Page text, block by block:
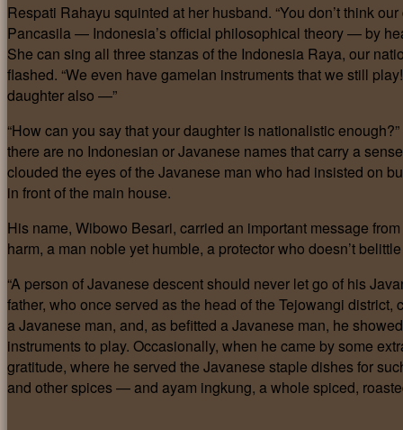
Respati Rahayu squinted at her husband. “You don’t think
Pancasila — Indonesia’s official philosophical theory — by
She can sing all three stanzas of the Indonesia Raya, our
flashed. “We even have gamelan instruments that we still
daughter also —”
“How can you say that your daughter is nationalistic
there are no Indonesian or Javanese names that carry a
clouded the eyes of the Javanese man who had insisted on
in front of the main house.
His name, Wibowo Besari, carried an important message
harm, a man noble yet humble, a protector who doesn’t
“A person of Javanese descent should never let go of his
father, who once served as the head of the Tejowangi
a Javanese man, and, as befitted a Javanese man, he
instruments to play. Occasionally, when he came by some
gratitude, where he served the Javanese staple dishes for
and other spices — and ayam ingkung, a whole spiced,